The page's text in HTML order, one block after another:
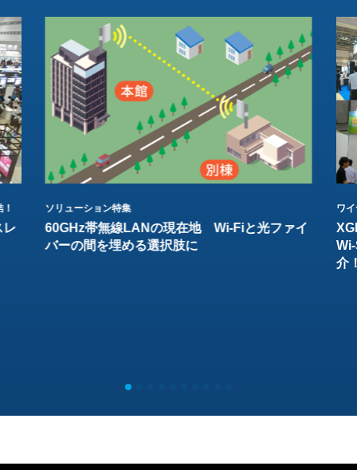
レ
ソリューション特集
60GHz帯無線LANの現在地 Wi-Fiと光ファイ
バーの間を埋める選択肢に
ワ
介